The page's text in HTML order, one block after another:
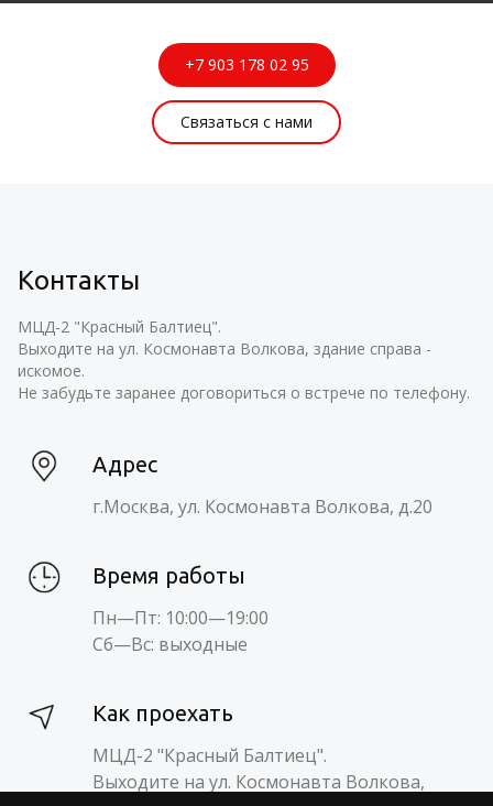
+7 903 178 02 95
Связаться с нами
Контакты
МЦД-2 "Красный Балтиец".
Выходите на ул. Космонавта Волкова, здание справа -
искомое.
Не забудьте заранее договориться о встрече по телефону.
Адрес
г.Москва, ул. Космонавта Волкова, д.20
Время работы
Пн—Пт: 10:00—19:00
Сб—Вс: выходные
Как проехать
МЦД-2 "Красный Балтиец".
Выходите на ул. Космонавта Волкова,